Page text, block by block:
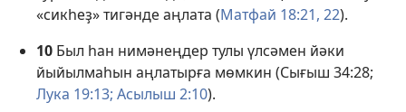
«сикһеҙ» тигәнде аңлата (Матфай 18:21, 22).
10 Был һан нимәнеңдер тулы үлсәмен йәки
йыйылмаһын аңлатырға мөмкин (Сығыш 34:28;
Лука 19:13; Асылыш 2:10).